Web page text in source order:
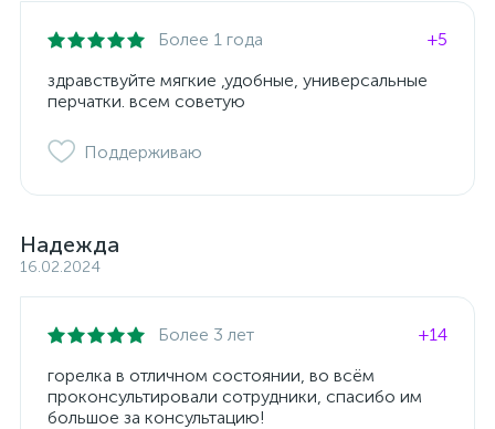
Более 1 года
+5
здравствуйте мягкие ,удобные, универсальные
перчатки. всем советую
Поддерживаю
Надежда
16.02.2024
Более 3 лет
+14
горелка в отличном состоянии, во всём
проконсультировали сотрудники, спасибо им
большое за консультацию!